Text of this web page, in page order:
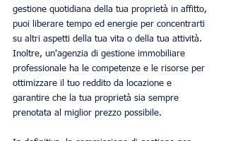
gestione quotidiana della tua proprietà in affitto,
puoi liberare tempo ed energie per concentrarti
su altri aspetti della tua vita o della tua attività.
Inoltre, un'agenzia di gestione immobiliare
professionale ha le competenze e le risorse per
ottimizzare il tuo reddito da locazione e
garantire che la tua proprietà sia sempre
prenotata al miglior prezzo possibile.